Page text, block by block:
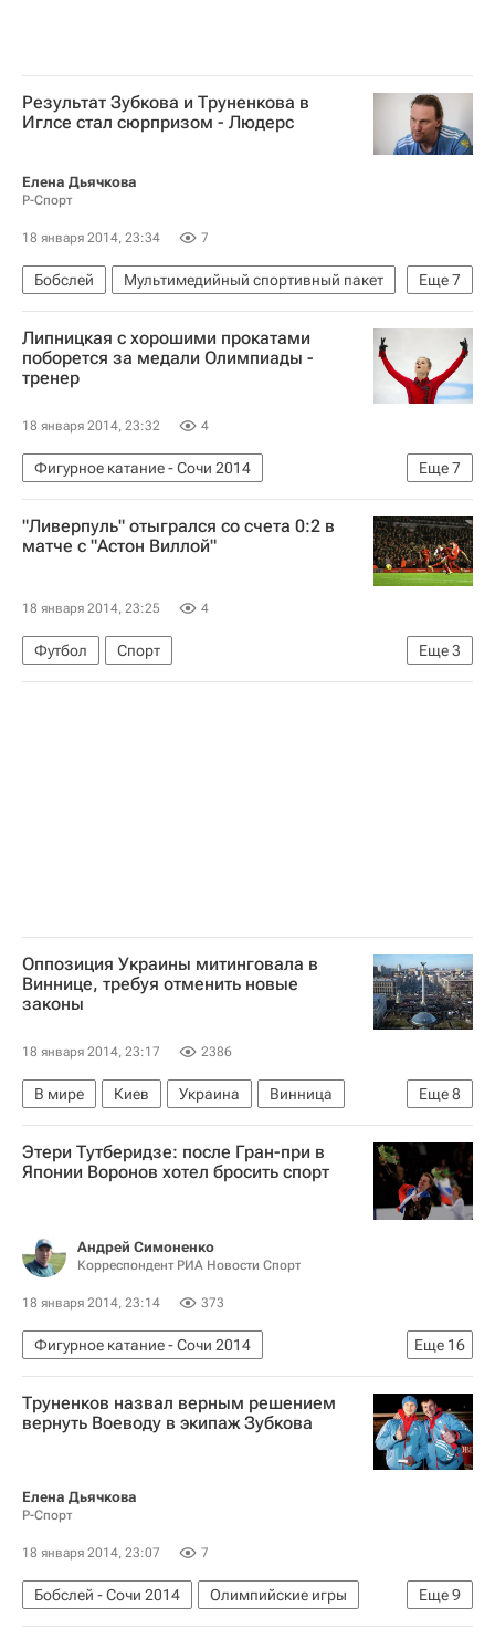
Результат Зубкова и Труненкова в
Иглсе стал сюрпризом - Людерс
Елена Дьячкова
Р-Спорт
18 января 2014, 23:34 7
Еще7
Бобслей
Мультимедийный спортивный пакет
Пьер Людерс
Сочи 2014: Бобслей. Двойки, мужчины
Сочи 2014: Бобслей. Четверки, мужчины
Зимние Олимпийские игры 2014
Дмитрий Труненков
Александр Зубков
Липницкая с хорошими прокатами
поборется за медали Олимпиады -
тренер
18 января 2014, 23:32 4
Еще7
Фигурное катание - Сочи 2014
Олимпийские игры
Спорт
Фигурное катание
Этери Тутберидзе
Зимние Олимпийские игры 2014
Юлия Липницкая
"Ливерпуль" отыгрался со счета 0:2 в
матче с "Астон Виллой"
18 января 2014, 23:25 4
Еще3
Футбол
Спорт
АПЛ 2026-2027 (Чемпионат Англии по футболу)
Оппозиция Украины митинговала в
Виннице, требуя отменить новые
законы
18 января 2014, 23:17 2386
Еще8
В мире Киев Украина
Винница
Европа
Винницкая область
Весь мир
Виктор Янукович
Ариэль Шарон
Кабинет министров Украины
Этери Тутберидзе: после Гран-при в
Японии Воронов хотел бросить спорт
Андрей Симоненко
Корреспондент РИА Новости Спорт
18 января 2014, 23:14 373
Еще 16
Фигурное катание - Сочи 2014
Олимпийские игры
Спорт
Интервью - Авторы
Аналитика
Валентин Писеев
Чемпионат Европы по фигурному катанию
Труненков назвал верным решением
вернуть Воеводу в экипаж Зубкова
Елена Дьячкова
Р-Спорт
18 января 2014, 23:07 7
Еще9
Бобслей - Сочи 2014
Олимпийские игры
Спорт
Бобслей